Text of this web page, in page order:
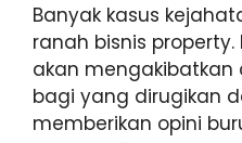
Banyak kasus
ranah bisnis
akan
bagi yang dirugikan
memberikan opini